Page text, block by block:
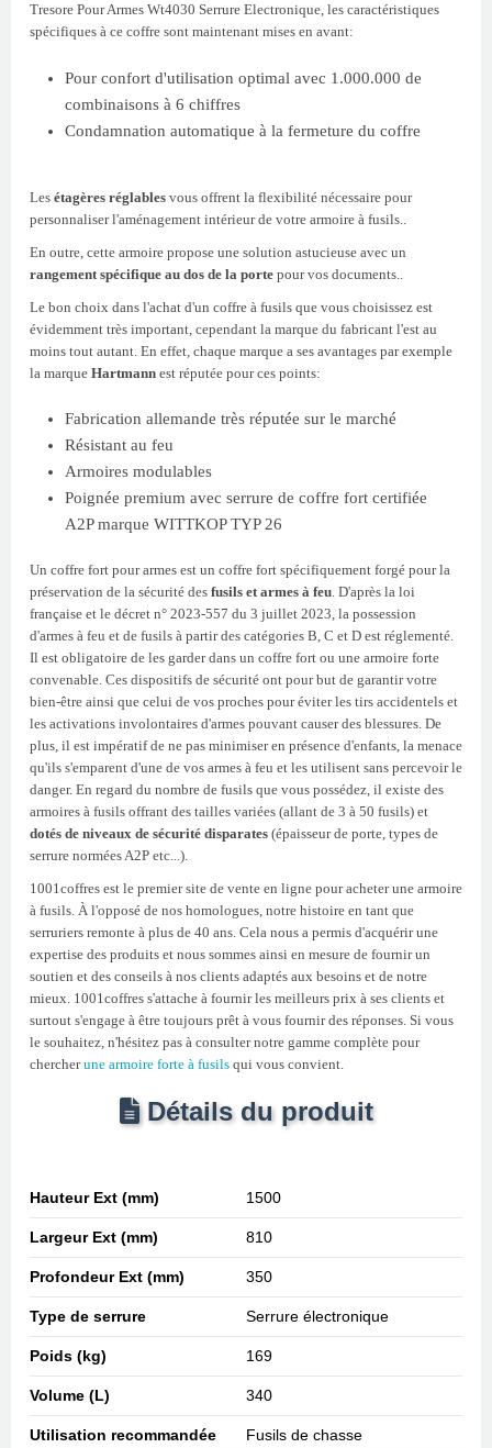
Tresore Pour Armes Wt4030 Serrure Electronique, les caractéristiques
spécifiques à ce coffre sont maintenant mises en avant:
Pour confort d'utilisation optimal avec 1.000.000 de
combinaisons à 6 chiffres
Condamnation automatique à la fermeture du coffre
Les étagères réglables vous offrent la flexibilité nécessaire pour
personnaliser l'aménagement intérieur de votre armoire à fusils..
En outre, cette armoire propose une solution astucieuse avec un
rangement spécifique au dos de la porte pour vos documents..
Le bon choix dans l'achat d'un coffre à fusils que vous choisissez est
évidemment très important, cependant la marque du fabricant l'est au
moins tout autant. En effet, chaque marque a ses avantages par exemple
la marque Hartmann est réputée pour ces points:
Fabrication allemande très réputée sur le marché
Résistant au feu
Armoires modulables
Poignée premium avec serrure de coffre fort certifiée
A2P marque WITTKOP TYP 26
Un coffre fort pour armes est un coffre fort spécifiquement forgé pour la
préservation de la sécurité des fusils et armes à feu . D'après la loi
française et le décret n° 2023-557 du 3 juillet 2023, la possession
d'armes à feu et de fusils à partir des catégories B, C et D est réglementé.
Il est obligatoire de les garder dans un coffre fort ou une armoire forte
convenable. Ces dispositifs de sécurité ont pour but de garantir votre
bien-être ainsi que celui de vos proches pour éviter les tirs accidentels et
les activations involontaires d'armes pouvant causer des blessures. De
plus, il est impératif de ne pas minimiser en présence d'enfants, la menace
qu'ils s'emparent d'une de vos armes à feu et les utilisent sans percevoir le
danger. En regard du nombre de fusils que vous possédez, il existe des
armoires à fusils offrant des tailles variées (allant de 3 à 50 fusils) et
dotés de niveaux de sécurité disparates (épaisseur de porte, types de
serrure normées A2P etc...).
1001coffres est le premier site de vente en ligne pour acheter une armoire
à fusils. À l'opposé de nos homologues, notre histoire en tant que
serruriers remonte à plus de 40 ans. Cela nous a permis d'acquérir une
expertise des produits et nous sommes ainsi en mesure de fournir un
soutien et des conseils à nos clients adaptés aux besoins et de notre
mieux. 1001coffres s'attache à fournir les meilleurs prix à ses clients et
surtout s'engage à être toujours prêt à vous fournir des réponses. Si vous
le souhaitez, n'hésitez pas à consulter notre gamme complète pour
chercherune armoire forte à fusils qui vous convient.
Détails du produit
Hauteur Ext (mm) 1500
Largeur Ext (mm) 810
Profondeur Ext (mm) 350
Type de serrure Serrure électronique
Poids (kg) 169
Volume (L) 340
Utilisation recommandée Fusils de chasse